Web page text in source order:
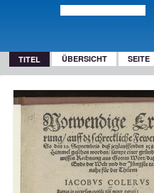
TITEL ÜBERSICHT SEITE